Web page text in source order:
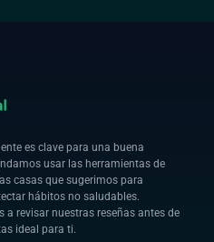
es clave para una buena
usar las herramientas de
casas que sugerimos para
hábitos no saludables.
a revisar nuestras reseñas antes de
ideal para ti.